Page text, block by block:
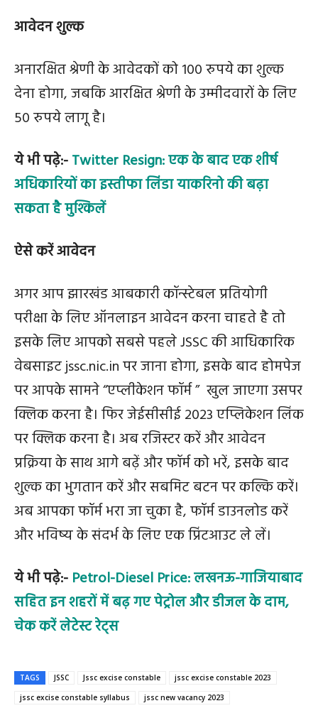
आवेदन शुल्क
अनारक्षित श्रेणी के आवेदकों को 100 रुपये का शुल्क
देना होगा, जबकि आरक्षित श्रेणी के उम्मीदवारों के लिए
50 रुपये लागू है।
ये भी पढ़े:-Twitter Resign: एक के बाद एक शीर्ष
अधिकारियों का इस्तीफा लिंडा याकरिनो की बढ़ा
सकता है मुश्किलें
ऐसे करें आवेदन
अगर आप झारखंड आबकारी कॉन्स्टेबल प्रतियोगी
परीक्षा के लिए ऑनलाइन आवेदन करना चाहते है तो
इसके लिए आपको सबसे पहले JSSC की आधिकारिक
वेबसाइट jssc.nic.in पर जाना होगा, इसके बाद होमपेज
पर आपके सामने “एप्लीकेशन फॉर्म ” खुल जाएगा उसपर
क्लिक करना है। फिर जेईसीसीई 2023 एप्लिकेशन लिंक
पर क्लिक करना है। अब रजिस्टर करें और आवेदन
प्रक्रिया के साथ आगे बढ़ें और फॉर्म को भरें, इसके बाद
शुल्क का भुगतान करें और सबमिट बटन पर कल्कि करें।
अब आपका फॉर्म भरा जा चुका है, फॉर्म डाउनलोड करें
और भविष्य के संदर्भ के लिए एक प्रिंटआउट ले लें।
ये भी पढ़े:- Petrol-Diesel Price: लखनऊ-गाजियाबाद
सहित इन शहरों में बढ़ गए पेट्रोल और डीजल के दाम,
चेक करें लेटेस्ट रेट्स
TAGS JSSC Jssc excise constable
jssc excise constable 2023
jssc excise constable syllabus
jssc new vacancy 2023